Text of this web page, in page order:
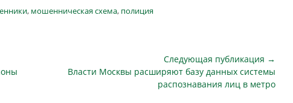
представляются работниками
или родственниками.
Противоправные деяния
совершаются под предлогами
продажи или покупки в сети…
, мошенническая схема, полиция
Следующая публикация →
СледующаяВласти Москвы расширяют базу данных системы
распознавания лиц в метро